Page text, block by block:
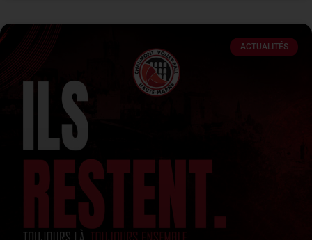
ACTUALITÉS